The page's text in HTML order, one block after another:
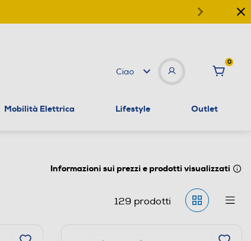
Ciao
0
Mobilità Elettrica Lifestyle Outlet
Informazioni sui prezzi e prodotti visualizzati
129 prodotti